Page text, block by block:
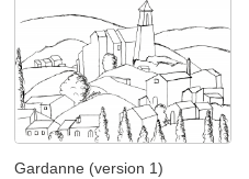
Gardanne (version 1)